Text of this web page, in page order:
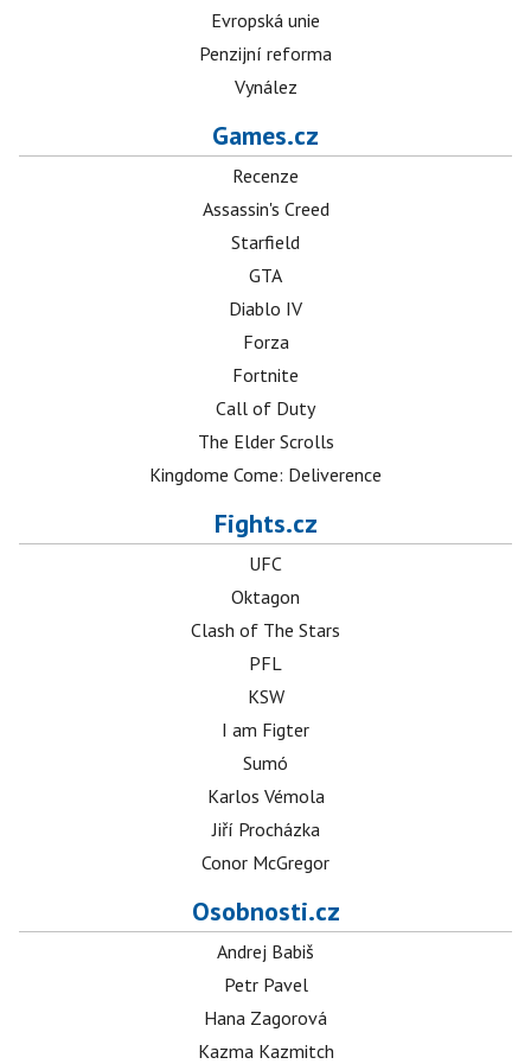
Evropská unie
Penzijní reforma
Vynález
Games.cz
Recenze
Assassin's Creed
Starfield
GTA
Diablo IV
Forza
Fortnite
Call of Duty
The Elder Scrolls
Kingdome Come: Deliverence
Fights.cz
UFC
Oktagon
Clash of The Stars
PFL
KSW
I am Figter
Sumó
Karlos Vémola
Jiří Procházka
Conor McGregor
Osobnosti.cz
Andrej Babiš
Petr Pavel
Hana Zagorová
Kazma Kazmitch